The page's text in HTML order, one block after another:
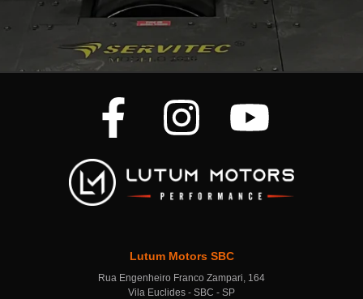
Lutum Motors SBC
Rua Engenheiro Franco Zampari, 164
Vila Euclides - SBC - SP